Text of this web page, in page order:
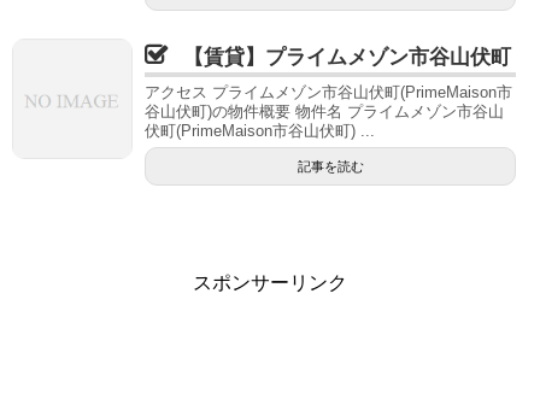
【賃貸】プライムメゾン市谷山伏町
アクセス プライムメゾン市谷山伏町(PrimeMaison市
谷山伏町)の物件概要 物件名 プライムメゾン市谷山
伏町(PrimeMaison市谷山伏町) ...
記事を読む
スポンサーリンク